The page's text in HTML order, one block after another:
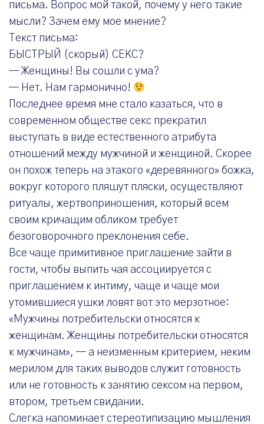
письма. Вопрос мой такой, почему у него такие
мысли? Зачем ему мое мнение?
Текст письма:
БЫСТРЫЙ (скорый) СЕКС?
— Женщины! Вы сошли с ума?
— Нет. Нам гармонично!
Последнее время мне стало казаться, что в
современном обществе секс прекратил
выступать в виде естественного атрибута
отношений между мужчиной и женщиной. Скорее
он похож теперь на этакого «деревянного» божка,
вокруг которого пляшут пляски, осуществляют
ритуалы, жертвоприношения, который всем
своим кричащим обликом требует
безоговорочного преклонения себе.
Все чаще примитивное приглашение зайти в
гости, чтобы выпить чая ассоциируется с
приглашением к интиму, чаще и чаще мои
утомившиеся ушки ловят вот это мерзотное:
«Мужчины потребительски относятся к
женщинам. Женщины потребительски относятся
к мужчинам», — а неизменным критерием, неким
мерилом для таких выводов служит готовность
или не готовность к занятию сексом на первом,
втором, третьем свидании.
Слегка напоминает стереотипизацию мышления